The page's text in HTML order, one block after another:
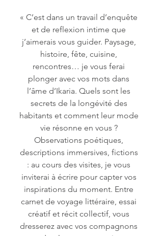
« C’est dans un travail d’enquête
et de reflexion intime que
j’aimerais vous guider. Paysage,
histoire, fête, cuisine,
rencontres… je vous ferai
plonger avec vos mots dans
l’âme d’Ikaria. Quels sont les
secrets de la longévité des
habitants et comment leur mode
vie résonne en vous ?
Observations poétiques,
descriptions immersives, fictions
: au cours des visites, je vous
inviterai à écrire pour capter vos
inspirations du moment. Entre
carnet de voyage littéraire, essai
créatif et récit collectif, vous
dresserez avec vos compagnons